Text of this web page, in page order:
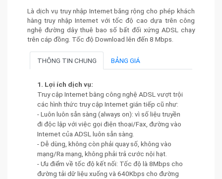
Là dịch vụ truy nhập Internet băng rộng cho phép khách
hàng truy nhập Internet với tốc độ cao dựa trên công
nghệ đường dây thuê bao số bất đối xứng ADSL chạy
trên cáp đồng. Tốc độ Download lên đến 8 Mbps.
THÔNG TIN CHUNG BẢNG GIÁ
1. Lợi ích dịch vụ:
Truy cập Internet bằng công nghệ ADSL vượt trội
các hình thức truy cập Internet gián tiếp cũ như:
- Luôn luôn sẵn sàng (always on): vì số liệu truyền
đi độc lập với việc gọi điện thoại/Fax, đường vào
Internet của ADSL luôn sẵn sàng.
- Dễ dùng, không còn phải quay số, không vào
mạng/Ra mạng, không phải trả cước nội hạt.
- Ưu điểm về tốc độ kết nối: Tốc độ là 8Mbps cho
đường tải dữ liệu xuống và 640Kbps cho đường